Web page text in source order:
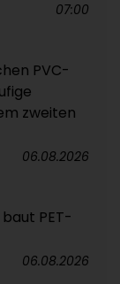
07:00
PVC-
zweiten
06.08.2026
PET-
06.08.2026